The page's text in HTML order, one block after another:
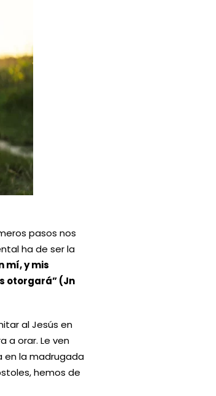
pasos nos
ha de ser la
mí, y mis
otorgará” (Jn
al Jesús en
a orar. Le ven
en la madrugada
hemos de